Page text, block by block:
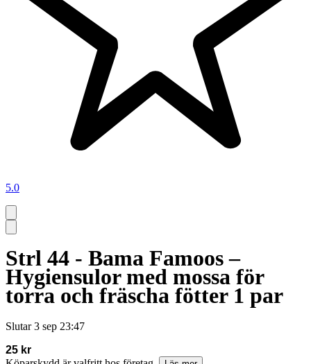
5.0
Strl 44 - Bama Famoos –
Hygiensulor med mossa för
torra och fräscha fötter 1 par
Slutar 3 sep 23:47
25 kr